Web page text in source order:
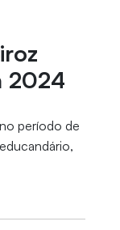
2024
período de